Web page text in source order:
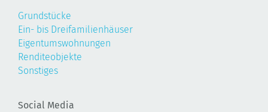
Grundstücke
Ein- bis Dreifamilienhäuser
Eigentumswohnungen
Renditeobjekte
Sonstiges
Social Media